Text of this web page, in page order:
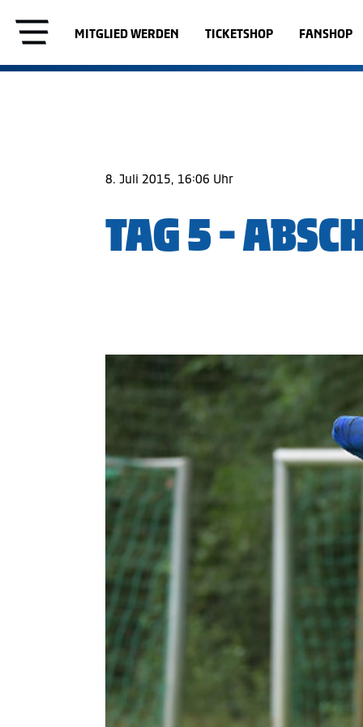
MITGLIED WERDEN TICKETSHOP FANSHOP
8. Juli 2015, 16:06 Uhr
TAG 5 -